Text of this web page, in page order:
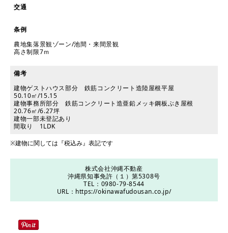
交通
条例
農地集落景観ゾーン/池間・来間景観
高さ制限7ｍ
備考
建物ゲストハウス部分 鉄筋コンクリート造陸屋根平屋
50.10㎡/15.15
建物事務所部分 鉄筋コンクリート造亜鉛メッキ鋼板ぶき屋根
20.76㎡/6.27坪
建物一部未登記あり
間取り 1LDK
※建物に関しては『税込み』表記です
株式会社沖縄不動産
沖縄県知事免許（１）第5308号
TEL：0980-79-8544
URL： https://okinawafudousan.co.jp/